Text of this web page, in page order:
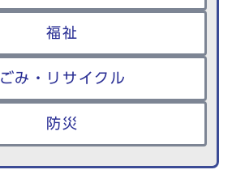
福祉
ごみ・リサイクル
防災